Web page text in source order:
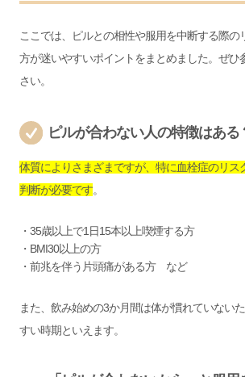
ここでは、ピルとの相性や服用を中断する際の
方が迷いやすいポイントをまとめました。ぜひ
さい。
ピルが合わない人の特徴はある
体質によりさまざまですが、特に血栓症のリス
判断が必要です。
・35歳以上で1日15本以上喫煙する方
・BMI30以上の方
・前兆を伴う片頭痛がある方 など
また、飲み始めの3か月間は体が慣れていない
すい時期といえます。